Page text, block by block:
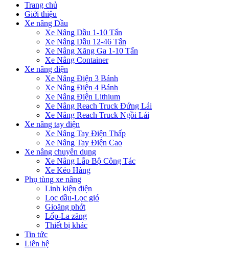
Trang chủ
Giới thiệu
Xe nâng Dầu
Xe Nâng Dầu 1-10 Tấn
Xe Nâng Dầu 12-46 Tấn
Xe Nâng Xăng Ga 1-10 Tấn
Xe Nâng Container
Xe nâng điện
Xe Nâng Điện 3 Bánh
Xe Nâng Điện 4 Bánh
Xe Nâng Điện Lithium
Xe Nâng Reach Truck Đứng Lái
Xe Nâng Reach Truck Ngồi Lái
Xe nâng tay điện
Xe Nâng Tay Điện Thấp
Xe Nâng Tay Điện Cao
Xe nâng chuyên dụng
Xe Nâng Lắp Bộ Công Tác
Xe Kéo Hàng
Phụ tùng xe nâng
Linh kiện điện
Lọc dầu-Lọc gió
Gioăng phớt
Lốp-La zăng
Thiết bị khác
Tin tức
Liên hệ